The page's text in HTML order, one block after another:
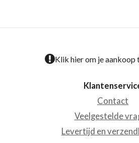
Klik hier om je aankoop
Contact
Veelgestelde
Levertijd en